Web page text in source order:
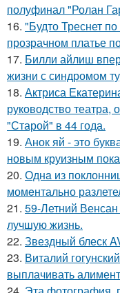
полуфинал "Ролан
16. "Будто Треснет
прозрачном платье
17. Билли айлиш
жизни с синдромом
18. Актриса
руководство театра,
"Старой" в 44 года.
19. Анок яй - это
новым круизным
20. Однa из
момeнтально
21. 59-Летний
лучшую жизнь.
22. Звездный блеск
23. Виталий
выплачивать